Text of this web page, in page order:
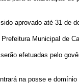
aprovado até 31 de
Municipal de
efetuadas pelo
na posse e